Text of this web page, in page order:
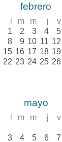
febrero
m m j v
1 2 3 4 5
8 9 10 11 12
15 16 17 18 19
22 23 24 25 26
mayo
m m j v
3 4 5 6 7